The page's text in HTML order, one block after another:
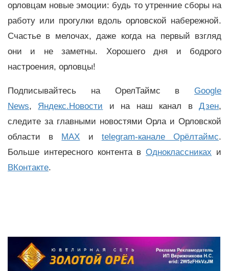
орловцам новые эмоции: будь то утренние сборы на
работу или прогулки вдоль орловской набережной.
Счастье в мелочах, даже когда на первый взгляд
они и не заметны. Хорошего дня и бодрого
настроения, орловцы!
Подписывайтесь на ОрелТаймс в Google
News, Яндекс.Новости и на наш канал вДзен,
следите за главными новостями Орла и Орловской
области в MAX и telegram-канале Орёлтаймс.
Больше интересного контента вОдноклассниках и
ВКонтакте.